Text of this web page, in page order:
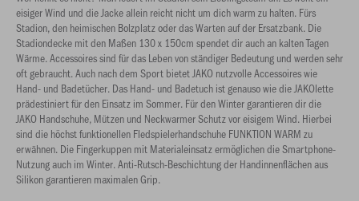
eisiger Wind und die Jacke allein reicht nicht um dich warm zu halten. Fürs
Stadion, den heimischen Bolzplatz oder das Warten auf der Ersatzbank. Die
Stadiondecke mit den Maßen 130 x 150cm spendet dir auch an kalten Tagen
Wärme. Accessoires sind für das Leben von ständiger Bedeutung und werden sehr
oft gebraucht. Auch nach dem Sport bietet JAKO nutzvolle Accessoires wie
Hand- und Badetücher. Das Hand- und Badetuch ist genauso wie die JAKOlette
prädestiniert für den Einsatz im Sommer. Für den Winter garantieren dir die
JAKO Handschuhe, Mützen und Neckwarmer Schutz vor eisigem Wind. Hierbei
sind die höchst funktionellen Fledspielerhandschuhe FUNKTION WARM zu
erwähnen. Die Fingerkuppen mit Materialeinsatz ermöglichen die Smartphone-
Nutzung auch im Winter. Anti-Rutsch-Beschichtung der Handinnenflächen aus
Silikon garantieren maximalen Grip.